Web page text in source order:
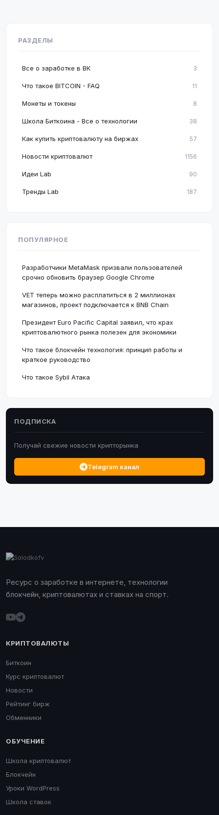
РАЗДЕЛЫ
Все о заработке в ВК 3
Что такое BITCOIN - FAQ 11
Монеты и токены 8
Школа Биткоина - Все о технологии 38
Как купить криптовалюту на биржах 57
Новости криптовалют 1156
Идеи Lab 90
Тренды Lab 187
ПОПУЛЯРНОЕ
Разработчики MetaMask призвали пользователей
срочно обновить браузер Google Chrome
VET теперь можно расплатиться в 2 миллионах
магазинов, проект подключается к BNB Chain
Президент Euro Pacific Capital заявил, что крах
криптовалютного рынка полезен для экономики
Что такое блокчейн технология: принцип работы и
краткое руководство
Что такое Sybil Атака
ПОДПИСКА
Получай свежие новости крипторынка
Telegram канал
Ресурс о заработке в интернете, технологии
блокчейн, криптовалютах и ставках на спорт.
КРИПТОВАЛЮТЫ
Биткоин
Курс криптовалют
Новости
Рейтинг бирж
Обменники
ОБУЧЕНИЕ
Школа криптовалют
Блокчейн
Уроки WordPress
Школа ставок